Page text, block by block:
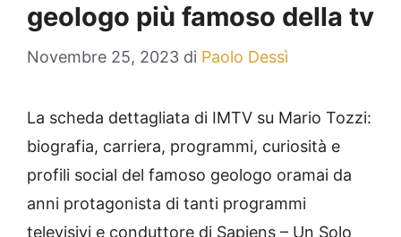
geologo più famoso della tv
Novembre 25, 2023 di Paolo Dessì
La scheda dettagliata di IMTV su Mario Tozzi:
biografia, carriera, programmi, curiosità e
profili social del famoso geologo oramai da
anni protagonista di tanti programmi
televisivi e conduttore di Sapiens – Un Solo